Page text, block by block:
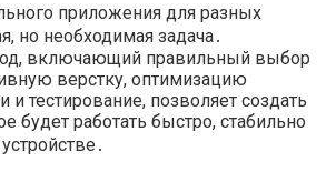
приложения для разных
но необходимая задача․
включающий правильный выбор
верстку, оптимизацию
и тестирование, позволяет создать
будет работать быстро, стабильно